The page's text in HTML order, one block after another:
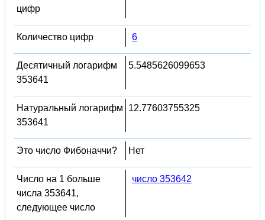
цифр
Количество цифр 6
Десятичный логарифм
353641
5.5485626099653
Натуральный логарифм
353641
12.77603755325
Это число Фибоначчи? Нет
Число на 1 больше
числа 353641,
следующее число
число 353642